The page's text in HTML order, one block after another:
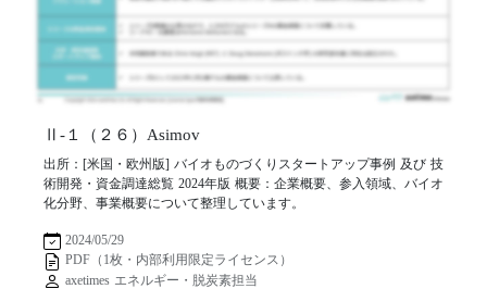
Ⅱ-１（２６）Asimov
出所：[米国・欧州版] バイオものづくりスタートアップ事例 及び 技
術開発・資金調達総覧 2024年版 概要：企業概要、参入領域、バイオ
化分野、事業概要について整理しています。
2024/05/29
PDF（1枚・内部利用限定ライセンス）
axetimes エネルギー・脱炭素担当